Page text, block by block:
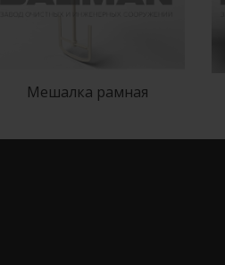
Мешалка рамная